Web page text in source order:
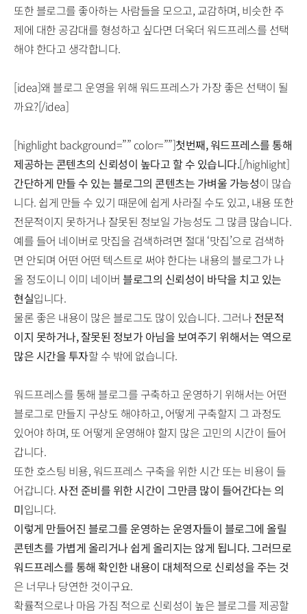
또한 블로그를 좋아하는 사람들을 모으고, 교감하며, 비슷한 주
제에 대한 공감대를 형성하고 싶다면 더욱더 워드프레스를 선택
해야 한다고 생각합니다.
[idea]왜 블로그 운영을 위해 워드프레스가 가장 좋은 선택이 될
까요?[/idea]
[highlight background=”” color=””]첫번째, 워드프레스를 통해
제공하는 콘텐츠의 신뢰성이 높다고 할 수 있습니다.[/highlight]
간단하게 만들 수 있는 블로그의 콘텐츠는 가벼울 가능성이 많습
니다. 쉽게 만들 수 있기 때문에 쉽게 사라질 수도 있고, 내용 또한
전문적이지 못하거나 잘못된 정보일 가능성도 그 많큼 많습니다.
예를 들어 네이버로 맛집을 검색하려면 절대 ‘맛집’으로 검색하
면 안되며 어떤 어떤 텍스트로 써야 한다는 내용의 블로그가 나
올 정도이니 이미 네이버 블로그의 신뢰성이 바닥을 치고 있는
현실입니다.
물론 좋은 내용이 많은 블로그도 많이 있습니다. 그러나 전문적
이지 못하거나, 잘못된 정보가 아님을 보여주기 위해서는 역으로
많은 시간을 투자할 수 밖에 없습니다.
워드프레스를 통해 블로그를 구축하고 운영하기 위해서는 어떤
블로그로 만들지 구상도 해야하고, 어떻게 구축할지 그 과정도
있어야 하며, 또 어떻게 운영해야 할지 많은 고민의 시간이 들어
갑니다.
또한 호스팅 비용, 워드프레스 구축을 위한 시간 또는 비용이 들
어갑니다.사전 준비를 위한 시간이 그만큼 많이 들어간다는 의
미입니다.
이렇게 만들어진 블로그를 운영하는 운영자들이 블로그에 올릴
콘텐츠를 가볍게 올리거나 쉽게 올리지는 않게 됩니다. 그러므로
워드프레스를 통해 확인한 내용이 대체적으로 신뢰성을 주는 것
은 너무나 당연한 것이구요.
확률적으로나 마음 가짐 적으로 신뢰성이 높은 블로그를 제공할